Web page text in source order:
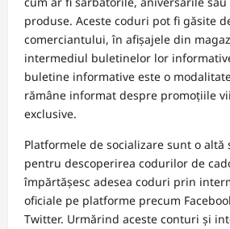
produse. Aceste coduri pot fi găsite
comerciantului, în afișajele din
intermediul buletinelor lor
buletine informative este o
rămâne informat despre promoțiile
exclusive.
Platformele de socializare sunt o altă
pentru descoperirea codurilor de
împărtășesc adesea coduri prin
oficiale pe platforme precum
Twitter. Urmărind aceste conturi și